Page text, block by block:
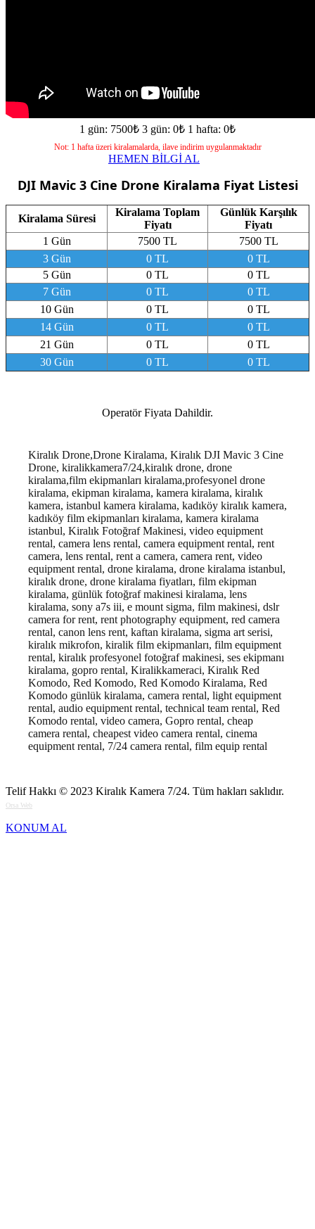
1 gün: 7500₺ 3 gün: 0₺ 1 hafta: 0₺
Not: 1 hafta üzeri kiralamalarda, ilave indirim uygulanmaktadır
HEMEN BİLGİ AL
DJI Mavic 3 Cine Drone Kiralama Fiyat Listesi
Kiralama Süresi
Kiralama Toplam
Fiyatı
Günlük Karşılık
Fiyatı
1 Gün
7500 TL
7500 TL
3 Gün
0 TL
0 TL
5 Gün
0 TL
0 TL
7 Gün
0 TL
0 TL
10 Gün
0 TL
0 TL
14 Gün
0 TL
0 TL
21 Gün
0 TL
0 TL
30 Gün
0 TL 0 TL
Operatör Fiyata Dahildir.
Kiralık Drone,Drone Kiralama, Kiralık DJI Mavic 3 Cine
Drone, kiralikkamera7/24,kiralık drone, drone
kiralama,film ekipmanları kiralama,profesyonel drone
kiralama, ekipman kiralama, kamera kiralama, kiralık
kamera, istanbul kamera kiralama, kadıköy kiralık kamera,
kadıköy film ekipmanları kiralama, kamera kiralama
istanbul, Kiralık Fotoğraf Makinesi, video equipment
rental, camera lens rental, camera equipment rental, rent
camera, lens rental, rent a camera, camera rent, video
equipment rental, drone kiralama, drone kiralama istanbul,
kiralık drone, drone kiralama fiyatları, film ekipman
kiralama, günlük fotoğraf makinesi kiralama, lens
kiralama, sony a7s iii, e mount sigma, film makinesi, dslr
camera for rent, rent photography equipment, red camera
rental, canon lens rent, kaftan kiralama, sigma art serisi,
kiralık mikrofon, kiralik film ekipmanları, film equipment
rental, kiralık profesyonel fotoğraf makinesi, ses ekipmanı
kiralama, gopro rental, Kiralikkameraci, Kiralık Red
Komodo, Red Komodo, Red Komodo Kiralama, Red
Komodo günlük kiralama, camera rental, light equipment
rental, audio equipment rental, technical team rental, Red
Komodo rental, video camera, Gopro rental, cheap
camera rental, cheapest video camera rental, cinema
equipment rental, 7/24 camera rental, film equip rental
Telif Hakkı © 2023 Kiralık Kamera 7/24. Tüm hakları saklıdır.
Orsa Web
KONUM AL